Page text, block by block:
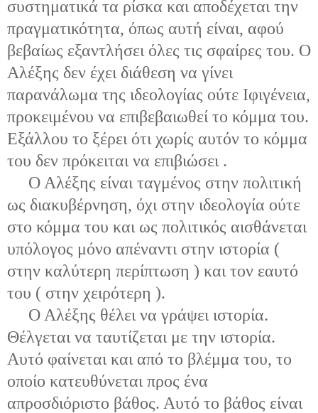
συστηματικά τα ρίσκα και αποδέχεται την
πραγματικότητα, όπως αυτή είναι, αφού
βεβαίως εξαντλήσει όλες τις σφαίρες του. Ο
Αλέξης δεν έχει διάθεση να γίνει
παρανάλωμα της ιδεολογίας ούτε Ιφιγένεια,
προκειμένου να επιβεβαιωθεί το κόμμα του.
Εξάλλου το ξέρει ότι χωρίς αυτόν το κόμμα
του δεν πρόκειται να επιβιώσει .
Ο Αλέξης είναι ταγμένος στην πολιτική
ως διακυβέρνηση, όχι στην ιδεολογία ούτε
στο κόμμα του και ως πολιτικός αισθάνεται
υπόλογος μόνο απέναντι στην ιστορία (
στην καλύτερη περίπτωση ) και τον εαυτό
του ( στην χειρότερη ).
Ο Αλέξης θέλει να γράψει ιστορία.
Θέλγεται να ταυτίζεται με την ιστορία.
Αυτό φαίνεται και από το βλέμμα του, το
οποίο κατευθύνεται προς ένα
απροσδιόριστο βάθος. Αυτό το βάθος είναι